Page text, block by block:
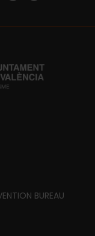
BUREAU